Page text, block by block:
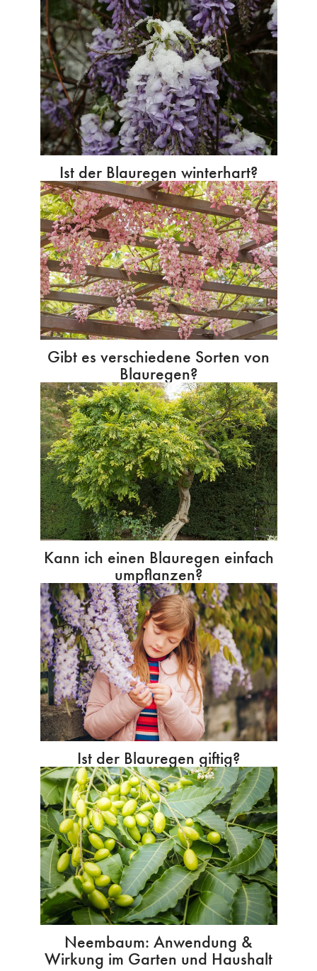
Ist der Blauregen winterhart?
Gibt es verschiedene Sorten von
Blauregen?
Kann ich einen Blauregen einfach
umpflanzen?
Ist der Blauregen giftig?
Neembaum: Anwendung &
Wirkung im Garten und Haushalt